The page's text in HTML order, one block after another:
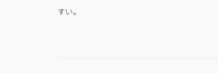
すい。